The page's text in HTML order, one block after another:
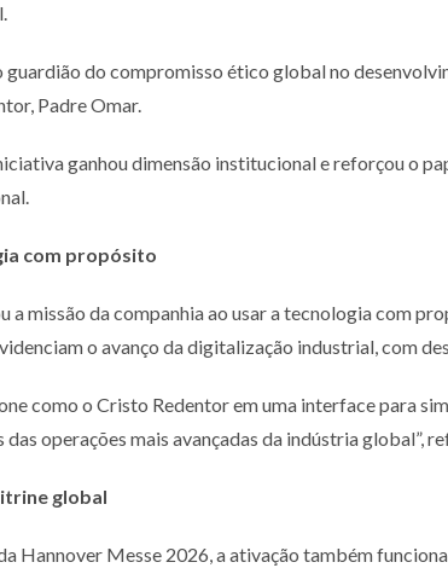
guardião do compromisso ético global no
Padre Omar.
ganhou dimensão institucional e reforçou o
com propósito
missão da companhia ao usar a tecnologia com
o avanço da digitalização industrial, com
como o Cristo Redentor em uma interface para
das operações mais avançadas da indústria global”,
global
Hannover Messe 2026, a ativação também